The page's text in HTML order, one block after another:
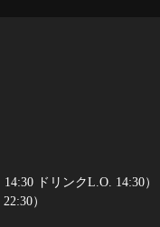
ドリンクL.O. 14:30
）